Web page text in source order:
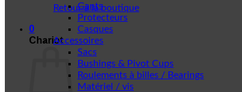
Retour à la boutique
0
Chariot
Gants
Protecteurs
Casques
Accessoires
Sacs
Bushings & Pivot Cups
Roulements à billes / Bearings
Matériel / vis